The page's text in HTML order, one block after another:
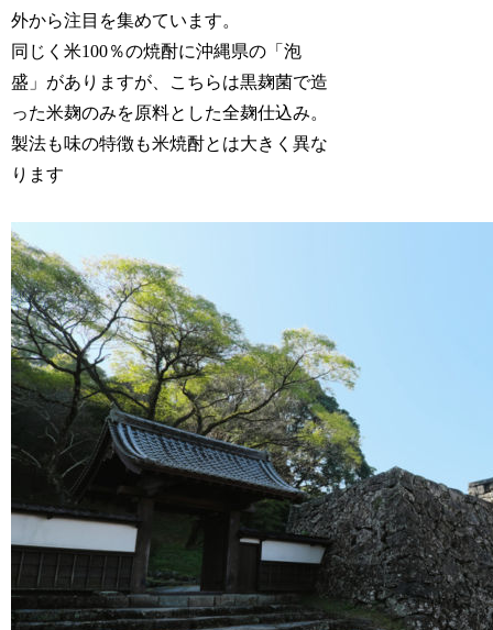
外から注目を集めています。
同じく米100％の焼酎に沖縄県の「泡
盛」がありますが、こちらは黒麹菌で造
った米麹のみを原料とした全麹仕込み。
製法も味の特徴も米焼酎とは大きく異な
ります